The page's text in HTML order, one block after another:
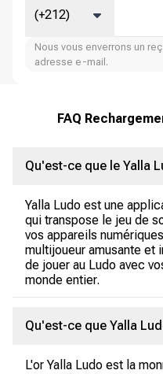
(+212)
Nous vous enverrons un
adresse e-mail.
FAQ
Qu'est-ce que le Yalla
Yalla Ludo est une
qui transpose le jeu de
vos appareils
multijoueur amusante et
de jouer au Ludo avec
monde entier.
Qu'est-ce que Yalla
L'or Yalla Ludo est la